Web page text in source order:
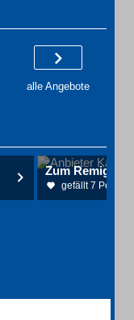
alle Angebote
Zum
gefällt 7